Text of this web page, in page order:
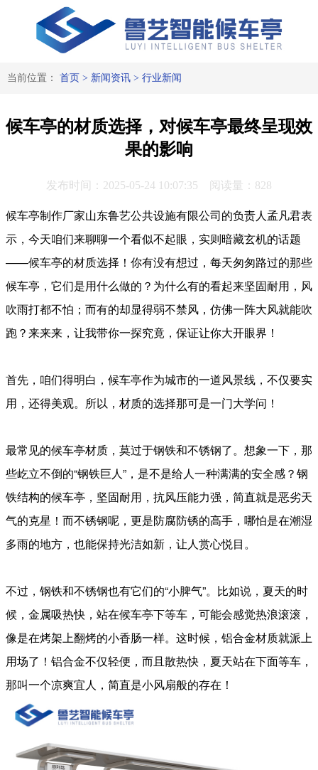
当前位置： 首页 > 新闻资讯> 行业新闻
候车亭的材质选择，对候车亭最终呈现效
果的影响
发布时间：2025-05-24 10:07:35 阅读量：828
候车亭制作厂家山东鲁艺公共设施有限公司的负责人孟凡君表
示，今天咱们来聊聊一个看似不起眼，实则暗藏玄机的话题
——候车亭的材质选择！你有没有想过，每天匆匆路过的那些
候车亭，它们是用什么做的？为什么有的看起来坚固耐用，风
吹雨打都不怕；而有的却显得弱不禁风，仿佛一阵大风就能吹
跑？来来来，让我带你一探究竟，保证让你大开眼界！
首先，咱们得明白，候车亭作为城市的一道风景线，不仅要实
用，还得美观。所以，材质的选择那可是一门大学问！
最常见的候车亭材质，莫过于钢铁和不锈钢了。想象一下，那
些屹立不倒的“钢铁巨人”，是不是给人一种满满的安全感？钢
铁结构的候车亭，坚固耐用，抗风压能力强，简直就是恶劣天
气的克星！而不锈钢呢，更是防腐防锈的高手，哪怕是在潮湿
多雨的地方，也能保持光洁如新，让人赏心悦目。
不过，钢铁和不锈钢也有它们的“小脾气”。比如说，夏天的时
候，金属吸热快，站在候车亭下等车，可能会感觉热浪滚滚，
像是在烤架上翻烤的小香肠一样。这时候，铝合金材质就派上
用场了！铝合金不仅轻便，而且散热快，夏天站在下面等车，
那叫一个凉爽宜人，简直是小风扇般的存在！